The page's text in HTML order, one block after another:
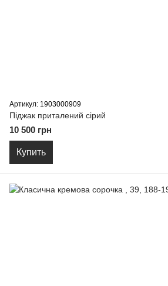
Артикул: 1903000909
Піджак приталений сiрий
10 500 грн
Купить